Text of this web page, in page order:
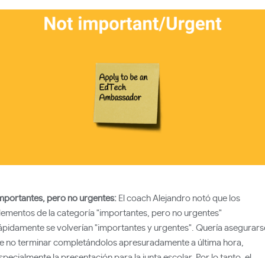
pero no urgentes: El coach Alejandro notó que los
de la categoría "importantes, pero no urgentes"
se volverían "importantes y urgentes". Quería
no terminar completándolos apresuradamente a última hora,